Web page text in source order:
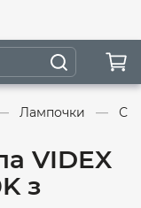
Лампочки
VIDEX
з